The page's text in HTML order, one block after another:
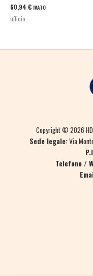
60,94 € IVATO
ufficio
Copyright © 2026 HD
Sede legale:Via
Telefono /